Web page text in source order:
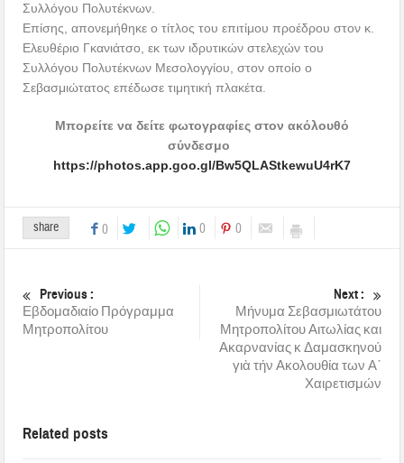
Συλλόγου Πολυτέκνων.
Επίσης, απονεμήθηκε ο τίτλος του επιτίμου προέδρου στον κ.
Ελευθέριο Γκανιάτσο, εκ των ιδρυτικών στελεχών του
Συλλόγου Πολυτέκνων Μεσολογγίου, στον οποίο ο
Σεβασμιώτατος επέδωσε τιμητική πλακέτα.
Μπορείτε να δείτε φωτογραφίες στον ακόλουθό
σύνδεσμο
https://photos.app.goo.gl/Bw5QLAStkewuU4rK7
share 0 0 0
Previous :
Εβδομαδιαίο Πρόγραμμα
Μητροπολίτου
Next :
Μήνυμα Σεβασμιωτάτου
Μητροπολίτου Αιτωλίας και
Ακαρνανίας κ Δαμασκηνού
γιὰ τήν Ακολουθία των Α΄
Χαιρετισμών
Related posts